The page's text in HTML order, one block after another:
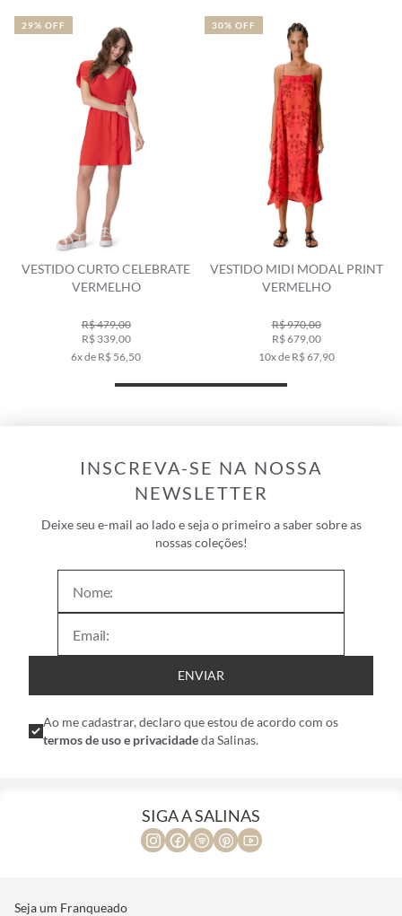
VESTIDO CURTO CELEBRATE
VERMELHO
R$ 479,00
R$ 339,00
6x de R$ 56,50
29% OFF
VESTIDO MIDI MODAL PRINT
VERMELHO
R$ 970,00
R$ 679,00
10x de R$ 67,90
30% OFF
INSCREVA-SE NA NOSSA
NEWSLETTER
Deixe seu e-mail ao lado e seja o primeiro a saber sobre as
nossas coleções!
ENVIAR
Ao me cadastrar, declaro que estou de acordo com os
termos de uso e privacidadeda Salinas.
SIGA A SALINAS
Seja um Franqueado